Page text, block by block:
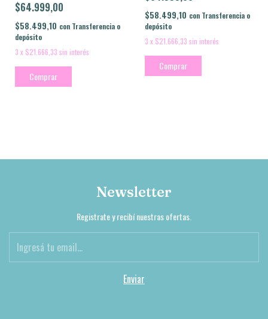
$64.999,00
$58.499,10 con Transferencia o
depósito
3 x $21.666,33 sin interés
Comprar
$58.499,10 con Transferencia o
depósito
3 x $21.666,33 sin interés
Comprar
Newsletter
Registrate y recibí nuestras ofertas.